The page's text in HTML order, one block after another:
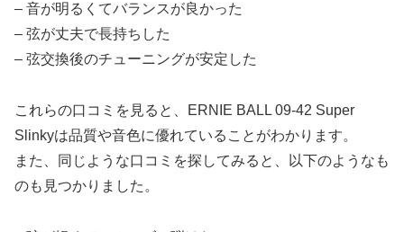
– 音が明るくてバランスが良かった
– 弦が丈夫で長持ちした
– 弦交換後のチューニングが安定した
これらの口コミを見ると、ERNIE BALL 09-42 Super
Slinkyは品質や音色に優れていることがわかります。
また、同じような口コミを探してみると、以下のようなも
のも見つかりました。